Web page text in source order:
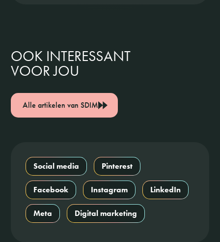
OOK INTERESSANT
VOOR JOU
Alle artikelen van SDIM
Social media Pinterest
Facebook Instagram LinkedIn
Meta Digital marketing